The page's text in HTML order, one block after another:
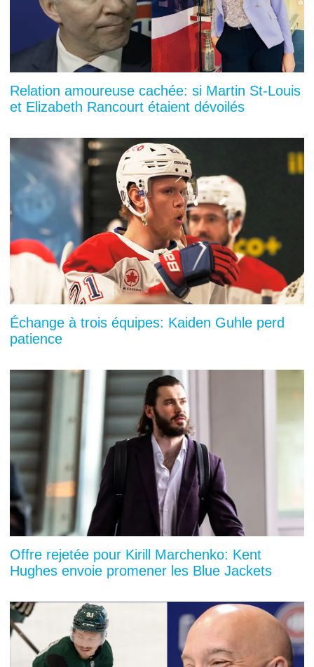
Relation amoureuse cachée: si Martin St-Louis
et Elizabeth Rancourt étaient dévoilés
Échange à trois équipes: Kaiden Guhle perd
patience
Offre rejetée pour Kirill Marchenko: Kent
Hughes envoie promener les Blue Jackets